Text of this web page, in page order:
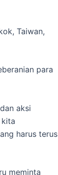
Taiwan,
para
aksi
kita
harus terus
meminta